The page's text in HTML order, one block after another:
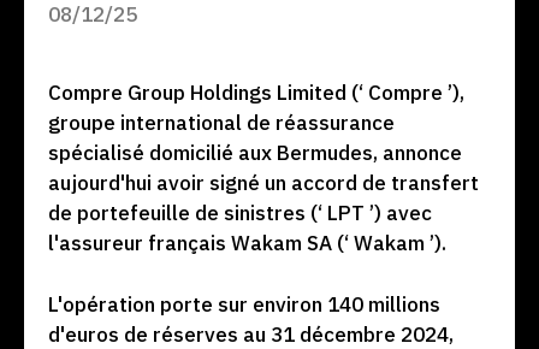
08/12/25
Compre Group Holdings Limited (‘ Compre ’),
groupe international de réassurance
spécialisé domicilié aux Bermudes, annonce
aujourd'hui avoir signé un accord de transfert
de portefeuille de sinistres (‘ LPT ’) avec
l'assureur français Wakam SA (‘ Wakam ’).
L'opération porte sur environ 140 millions
d'euros de réserves au 31 décembre 2024,